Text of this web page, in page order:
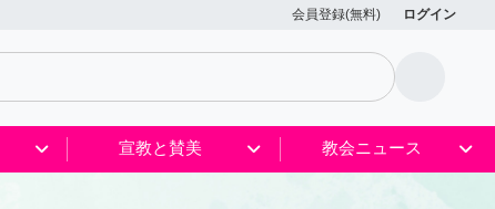
ログイン
会員登録(無料)
宣教と賛美 教会ニュース